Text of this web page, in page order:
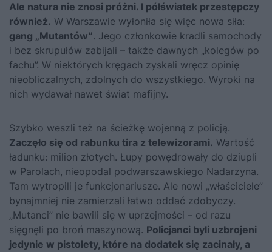
Ale natura nie znosi próżni. I półświatek przestępczy
również. W Warszawie wyłoniła się więc nowa siła:
gang „Mutantów”. Jego członkowie kradli samochody
i bez skrupułów zabijali – także dawnych „kolegów po
fachu”. W niektórych kręgach zyskali wręcz opinię
nieobliczalnych, zdolnych do wszystkiego. Wyroki na
nich wydawał nawet świat mafijny.
Szybko weszli też na ścieżkę wojenną z policją.
Zaczęło się od rabunku tira z telewizorami. Wartość
ładunku: milion złotych. Łupy powędrowały do dziupli
w Parolach, nieopodal podwarszawskiego Nadarzyna.
Tam wytropili je funkcjonariusze. Ale nowi „właściciele”
bynajmniej nie zamierzali łatwo oddać zdobyczy.
„Mutanci” nie bawili się w uprzejmości – od razu
sięgnęli po broń maszynową. Policjanci byli uzbrojeni
jedynie w pistolety, które na dodatek się zacinały, a